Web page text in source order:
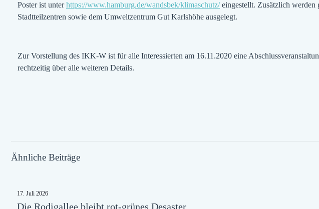
Poster ist unterhttps://www.hamburg.de/wandsbek/klimaschutz/eingestellt. Zusätzlich werden
Stadtteilzentren sowie dem Umweltzentrum Gut Karlshöhe ausgelegt.
Zur Vorstellung des IKK-W ist für alle Interessierten am 16.11.2020 eine
rechtzeitig über alle weiteren Details.
Ähnliche Beiträge
17. Juli 2026
Die Rodigallee bleibt rot-grünes Desaster